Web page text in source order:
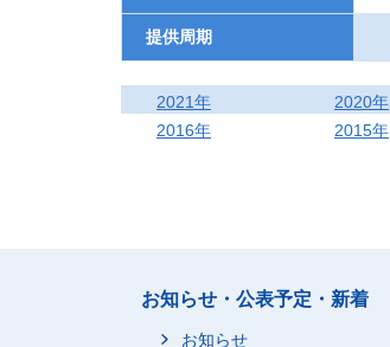
提供周期
2021年 2020年
2016年
2015年
お知らせ・公表予定・新着
お知らせ